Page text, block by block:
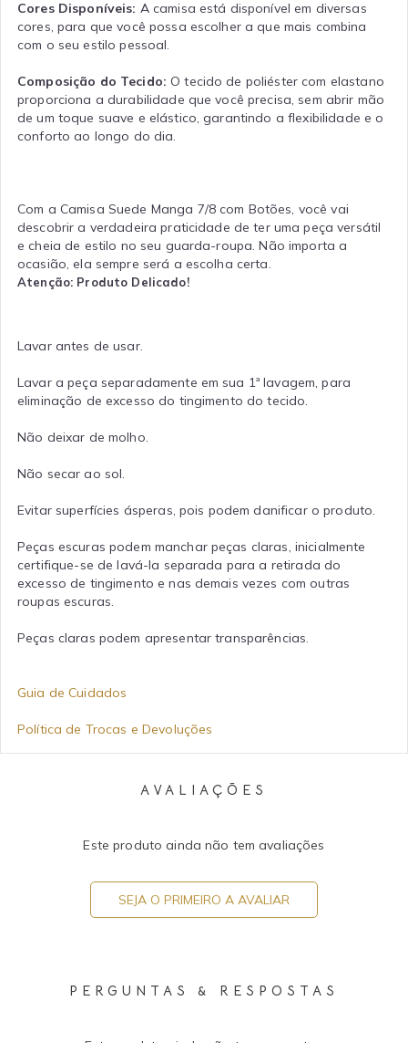
Cores Disponíveis: A camisa está disponível em diversas
cores, para que você possa escolher a que mais combina
com o seu estilo pessoal.
Composição do Tecido: O tecido de poliéster com elastano
proporciona a durabilidade que você precisa, sem abrir mão
de um toque suave e elástico, garantindo a flexibilidade e o
conforto ao longo do dia.
Com a Camisa Suede Manga 7/8 com Botões, você vai
descobrir a verdadeira praticidade de ter uma peça versátil
e cheia de estilo no seu guarda-roupa. Não importa a
ocasião, ela sempre será a escolha certa.
Atenção: Produto Delicado!
Lavar antes de usar.
Lavar a peça separadamente em sua 1ª lavagem, para
eliminação de excesso do tingimento do tecido.
Não deixar de molho.
Não secar ao sol.
Evitar superfícies ásperas, pois podem danificar o produto.
Peças escuras podem manchar peças claras, inicialmente
certifique-se de lavá-la separada para a retirada do
excesso de tingimento e nas demais vezes com outras
roupas escuras.
Peças claras podem apresentar transparências.
Guia de Cuidados
Política de Trocas e Devoluções
AVALIAÇÕES
Este produto ainda não tem avaliações
SEJA O PRIMEIRO A AVALIAR
PERGUNTAS & RESPOSTAS